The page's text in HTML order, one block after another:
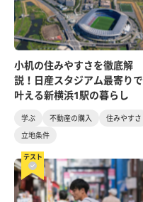
小机の住みやすさを徹底解
説！日産スタジアム最寄りで
叶える新横浜1駅の暮らし
学ぶ 不動産の購入
住みやすさ
立地条件
テスト